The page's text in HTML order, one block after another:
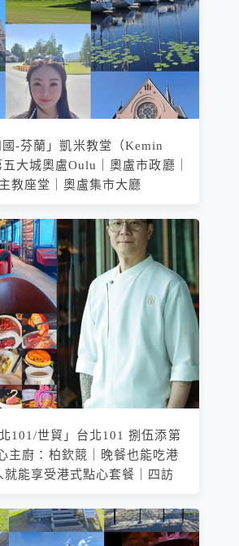
國-芬蘭」凱米教堂（Kemin
大城奧盧Oulu｜奧盧市政廳｜
教座堂｜奧盧集市大廳
101/世貿」台北101 捌伍添第
主廚：柏欽競｜晚餐也能吃港
就能享受港式點心套餐｜四訪